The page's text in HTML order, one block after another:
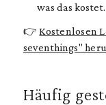
was das kostet.
👉Kostenlosen
seventhings"
Häufig